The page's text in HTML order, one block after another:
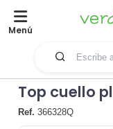
Menú
Top cuello
Ref. 366328Q